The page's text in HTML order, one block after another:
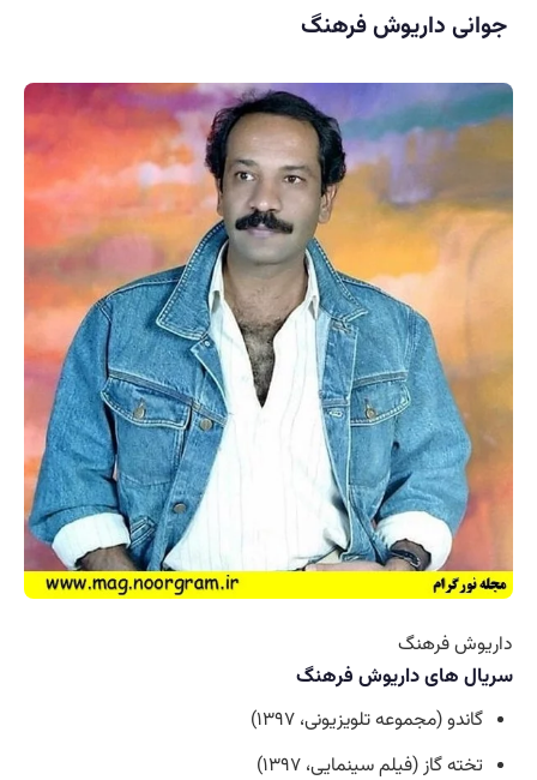
جوانی داریوش فرهنگ
داریوش فرهنگ
سریال های داریوش فرهنگ
گاندو (مجموعه تلویزیونی، ۱۳۹۷)
تخته گاز (فیلم سینمایی، ۱۳۹۷)